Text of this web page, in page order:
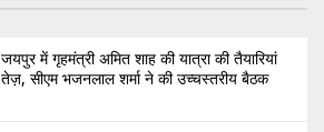
जयपुर में गृहमंत्री अमित शाह की यात्रा की तैयारियां
तेज़, सीएम भजनलाल शर्मा ने की उच्चस्तरीय बैठक